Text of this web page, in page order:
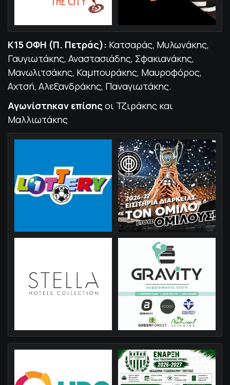
Κ15 ΟΦΗ (Π. Πετράς): Κατσαράς, Μυλωνάκης,
Γαυγιωτάκης, Αναστασιάδης, Σφακιανάκης,
Μανωλιτσάκης, Καμπουράκης, Μαυροφόρος,
Αχτσή, Αλεξανδράκης, Παναγιωτάκης.
Αγωνίστηκαν επίσης οι Τζιράκης και
Μαλλιωτάκης